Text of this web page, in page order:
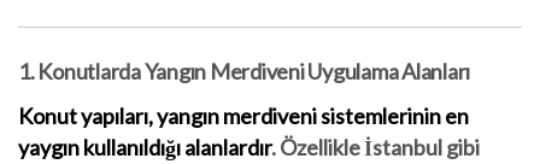
1. Konutlarda Yangın Merdiveni Uygulama Alanları
Konut yapıları, yangın merdiveni sistemlerinin en
yaygın kullanıldığı alanlardır. Özellikle İstanbul gibi